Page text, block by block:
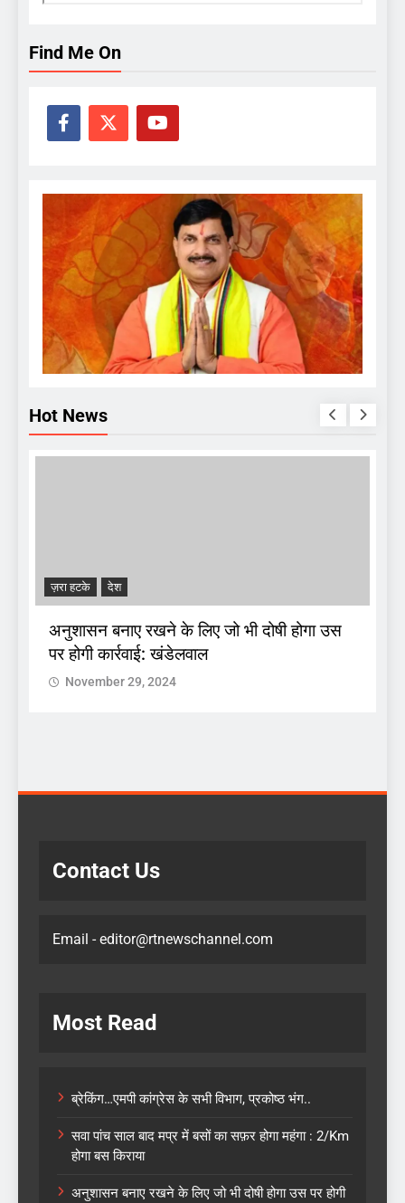
Find Me On
Hot News
ज़रा हटके देश
अनुशासन बनाए रखने के लिए जो भी दोषी होगा उस
पर होगी कार्रवाई: खंडेलवाल
November 29, 2024
Contact Us
Email - editor@rtnewschannel.com
Most Read
ब्रेकिंग…एमपी कांग्रेस के सभी विभाग, प्रकोष्ठ भंग..
सवा पांच साल बाद मप्र में बसों का सफ़र होगा महंगा : 2/Km
होगा बस किराया
अनुशासन बनाए रखने के लिए जो भी दोषी होगा उस पर होगी